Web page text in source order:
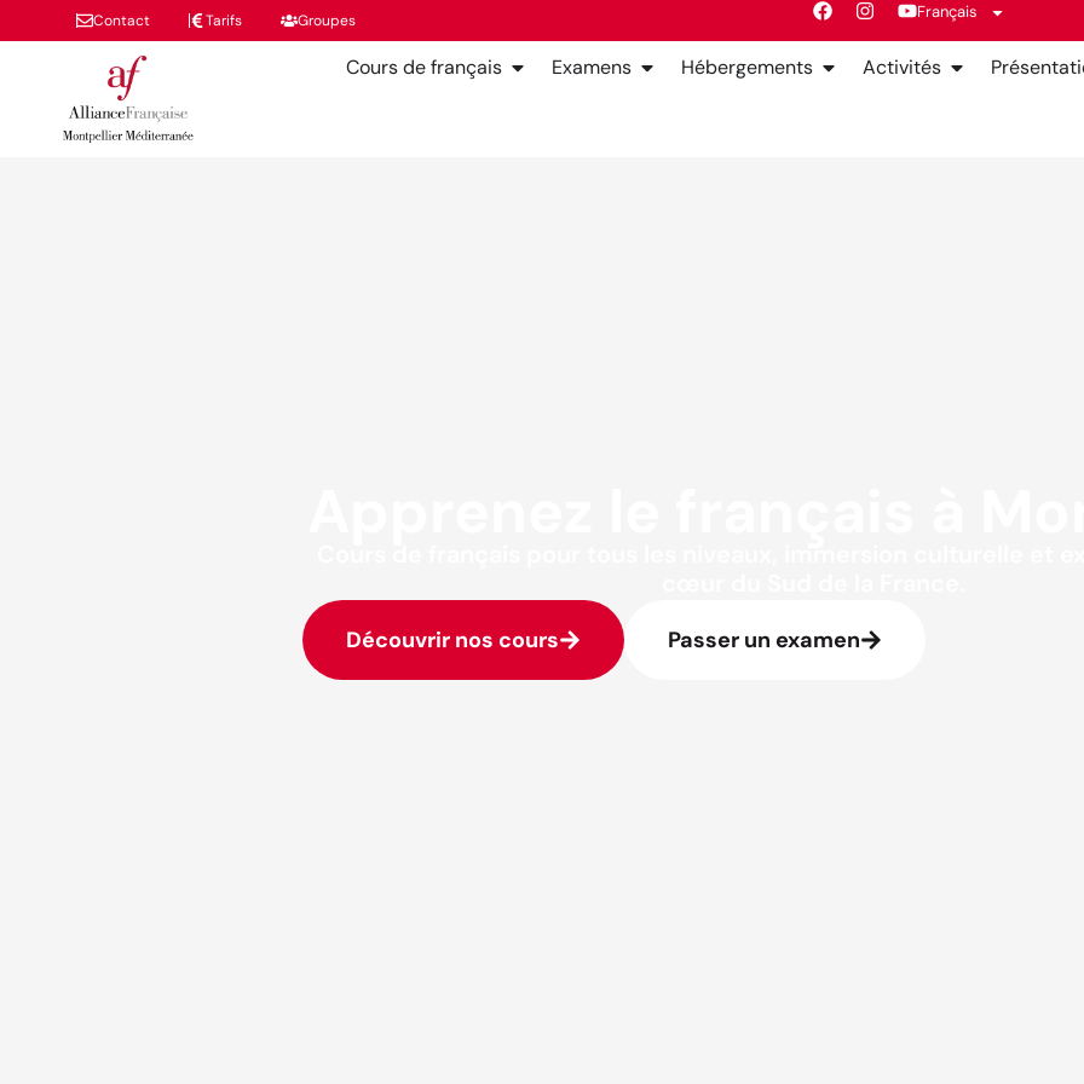
Contact Tarifs Groupes Français
Cours de français Examens Hébergements Activités
Découvrir nos cours Passer un examen